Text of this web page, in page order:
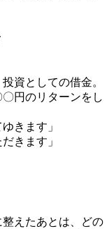
資としての借金。
円のリターンをし
きます」
きます」
えたあとは、どの